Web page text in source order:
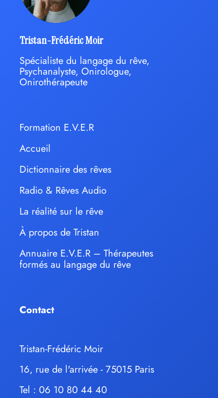
Tristan-Frédéric Moir
Spécialiste du langage du rêve,
Psychanalyste, Onirologue,
Onirothérapeute
Formation E.V.E.R
Accueil
Dictionnaire des rêves
Radio & Rêves Audio
La réalité sur le rêve
À propos de Tristan
Annuaire E.V.E.R – Thérapeutes
formés au langage du rêve
Contact
Tristan-Frédéric Moir
16, rue de l'arrivée - 75015 Paris
Tel : 06 10 80 44 40